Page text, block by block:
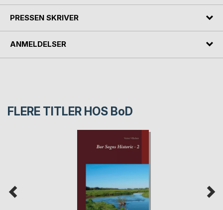
PRESSEN SKRIVER
ANMELDELSER
FLERE TITLER HOS BoD